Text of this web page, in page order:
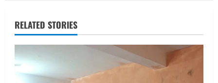
v
i
g
RELATED STORIES